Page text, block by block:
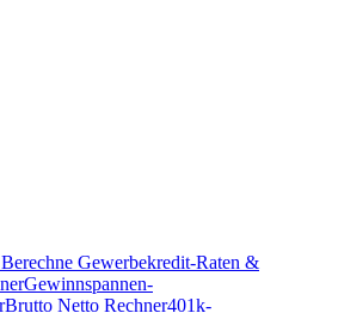
Gewerbekredit-Raten &
Gewinnspannen-
Brutto Netto Rechner401k-